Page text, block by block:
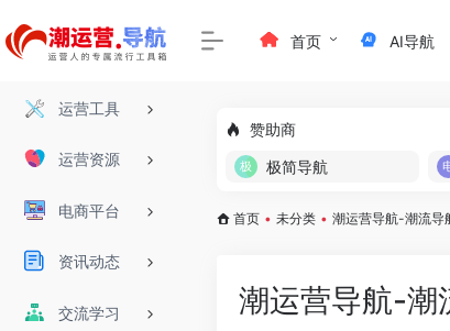
运营工具
运营资源
电商平台
资讯动态
交流学习
首页 AI导航
赞助商
极简导航
首页 • 未分类 • 潮运营导航-潮流导
潮运营导航-潮